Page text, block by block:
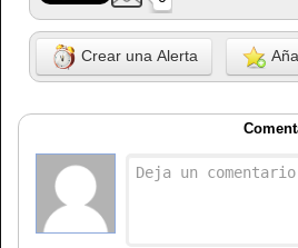
Crear una Alerta